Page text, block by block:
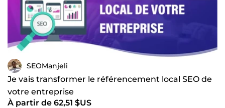
SEOManjeli
Je vais transformer le référencement local SEO de
votre entreprise
À partir de 62,51 $US